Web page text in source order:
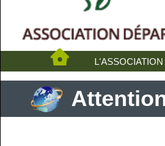
L'ASSOCIATION